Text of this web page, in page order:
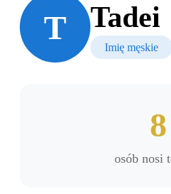
T Tadei
Imię męskie
8
osób nosi